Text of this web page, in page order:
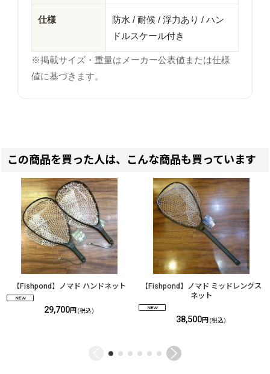
仕様
防水 / 耐候 / 浮力あり / ハン
ドルスケール付き
※掲載サイズ・重量はメーカー公表値または仕様
値に基づきます。
この商品を買った人は、こんな商品も買っています
【Fishpond】ノマド ハンドネット
29,700円 (税込)
【Fishpond】ノマド ミッドレングス
ネット
38,500円 (税込)